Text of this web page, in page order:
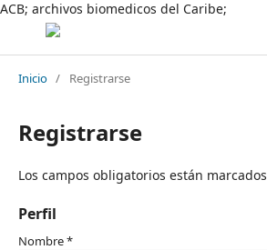
ACB; archivos biomedicos del Caribe;
Inicio / Registrarse
Registrarse
Los campos obligatorios están
Perfil
Nombre*